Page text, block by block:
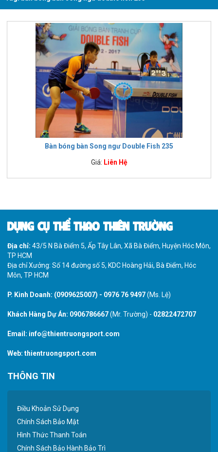
Bàn bóng bàn Song ngư Double Fish 235
Giá: Liên Hệ
DỤNG CỤ THỂ THAO THIÊN TRƯỜNG
Địa chỉ: 43/5 N Bà Điểm 5, Ấp Tây Lân, Xã Bà Điểm, Huyện Hóc Môn,
TP HCM
Địa chỉ Xưởng: Số 14 đường số 5, KDC Hoàng Hải, Bà Điểm, Hóc
Môn, TP HCM
P. Kinh Doanh: (0909625007) - 0976 76 9497(Ms. Lệ)
Khách Hàng Dự Án: 0906786667(Mr. Trường) - 02822472707
Email: info@thientruongsport.com
Web: thientruongsport.com
THÔNG TIN
Điều Khoản Sử Dụng
Chính Sách Bảo Mật
Hình Thức Thanh Toán
Chính Sách Bảo Hành Bảo Trì